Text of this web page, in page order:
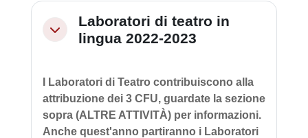
Minimizza
Laboratori di teatro in
lingua 2022-2023
I Laboratori di Teatro contribuiscono alla
attribuzione dei 3 CFU, guardate la sezione
sopra (ALTRE ATTIVITÀ) per informazioni.
Anche quest'anno partiranno i Laboratori